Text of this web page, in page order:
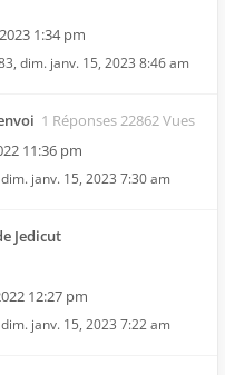
1:34 pm
, dim. janv. 15, 2023 8:46 am
1 Réponses 22862 Vues
11:36 pm
dim. janv. 15, 2023 7:30 am
Jedicut
12:27 pm
dim. janv. 15, 2023 7:22 am